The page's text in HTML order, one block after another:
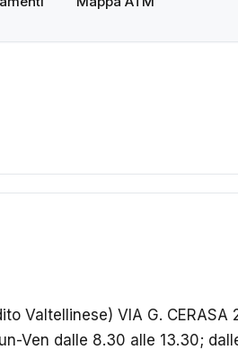
Valtellinese) VIA G. CERASA
Ven dalle 8.30 alle 13.30;